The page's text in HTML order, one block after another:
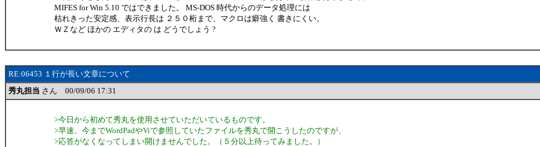
MIFES for Win 5.10 ではできました。 MS-DOS 時代からのデータ処理には
枯れきった安定感、表示行長は ２５０桁まで、マクロは癖強く 書きにくい。
ＷＺなど ほかの エディタの は どうでしょう ?
RE:06453 １行が長い文章について
秀丸担当 さん 00/09/06 17:31
>今日から初めて秀丸を使用させていただいているものです。
>早速、今までWordPadやViで参照していたファイルを秀丸で開こうしたのですが、
>応答がなくなってしまい開けませんでした。（５分以上待ってみました。）